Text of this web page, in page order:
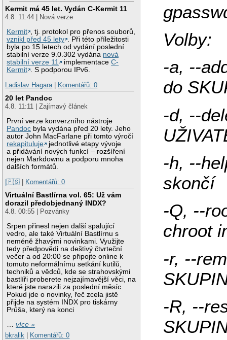
Kermit má 45 let. Vydán C-Kermit 11
4.8. 11:44 | Nová verze
Kermit , tj. protokol pro přenos souborů,
vznikl před 45 lety . Při této příležitosti
byla po 15 letech od vydání poslední
stabilní verze 9.0.302 vydána nová
stabilní verze 11
implementaceC-
Kermit . S podporou IPv6.
Ladislav Hagara | Komentářů: 0
20 let Pandoc
4.8. 11:11 | Zajímavý článek
První verze konverzního nástroje
Pandoc byla vydána před 20 lety. Jeho
autor John MacFarlane při tomto výročí
rekapituluje
jednotlivé etapy vývoje
a přidávání nových funkcí – rozšíření
nejen Markdownu a podporu mnoha
dalších formátů.
|🇵🇸 | Komentářů: 0
Virtuální Bastlírna vol. 65: Už vám
dorazil předobjednaný INDX?
4.8. 00:55 | Pozvánky
Srpen přinesl nejen další spalující
vedro, ale také Virtuální Bastlírnu s
neméně žhavými novinkami. Využijte
tedy předpovědi na deštivý čtvrteční
večer a od 20:00 se připojte online k
tomuto neformálnímu setkání kutilů,
techniků a vědců, kde se strahovskými
bastlíři proberete nejzajímavější věci, na
které jste narazili za poslední měsíc.
Pokud jde o novinky, řeč zcela jistě
přijde na systém INDX pro tiskárny
Průša, který na konci
…více »
bkralik
Komentářů: 0
Volby:
-a, --
do
-d, --
-h, --
skončí
-Q, --
chroot
-r, --
-R, --